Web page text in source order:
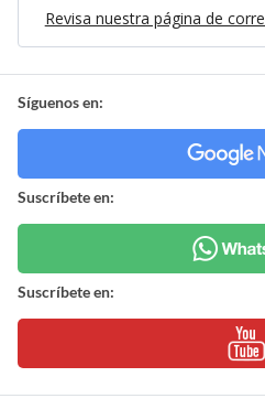
Revisa nuestra página de
Síguenos en:
Suscríbete en:
Suscríbete en: